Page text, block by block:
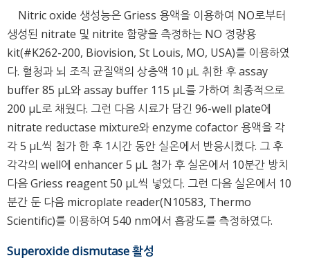
Nitric oxide 생성능은 Griess 용액을 이용하여 NO로부터
생성된 nitrate 및 nitrite 함량을 측정하는 NO 정량용
kit(#K262-200, Biovision, St Louis, MO, USA)를 이용하였
다. 혈청과 뇌 조직 균질액의 상층액 10 μL 취한 후 assay
buffer 85 μL와 assay buffer 115 μL를 가하여 최종적으로
200 μL로 채웠다. 그런 다음 시료가 담긴 96-well plate에
nitrate reductase mixture와 enzyme cofactor 용액을 각
각 5 μL씩 첨가 한 후 1시간 동안 실온에서 반응시켰다. 그 후
각각의 well에 enhancer 5 μL 첨가 후 실온에서 10분간 방치
다음 Griess reagent 50 μL씩 넣었다. 그런 다음 실온에서 10
분간 둔 다음 microplate reader(N10583, Thermo
Scientific)를 이용하여 540 nm에서 흡광도를 측정하였다.
Superoxide dismutase 활성